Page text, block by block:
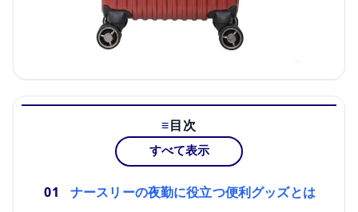
目次
すべて表示
ナースリーの夜勤に役立つ便利グッズとは